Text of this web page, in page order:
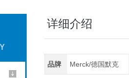
详细介绍
品牌 Merck/德国默克